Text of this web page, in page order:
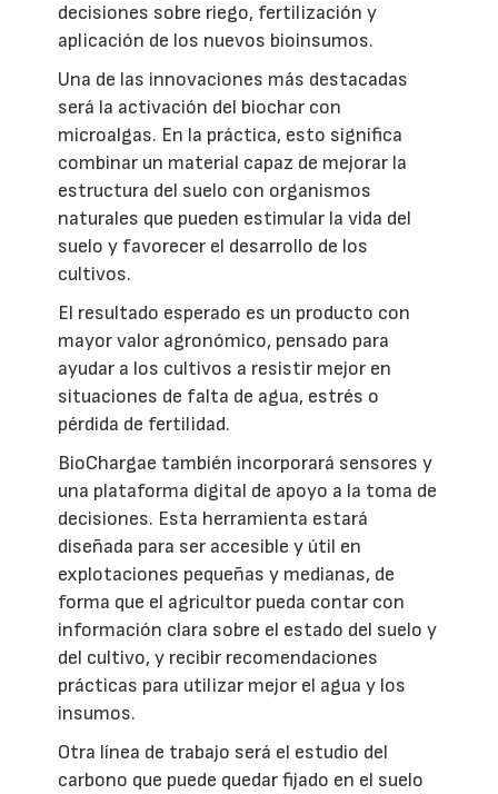
decisiones sobre riego, fertilización y
aplicación de los nuevos bioinsumos.
Una de las innovaciones más destacadas
será la activación del biochar con
microalgas. En la práctica, esto significa
combinar un material capaz de mejorar la
estructura del suelo con organismos
naturales que pueden estimular la vida del
suelo y favorecer el desarrollo de los
cultivos.
El resultado esperado es un producto con
mayor valor agronómico, pensado para
ayudar a los cultivos a resistir mejor en
situaciones de falta de agua, estrés o
pérdida de fertilidad.
BioChargae también incorporará sensores y
una plataforma digital de apoyo a la toma de
decisiones. Esta herramienta estará
diseñada para ser accesible y útil en
explotaciones pequeñas y medianas, de
forma que el agricultor pueda contar con
información clara sobre el estado del suelo y
del cultivo, y recibir recomendaciones
prácticas para utilizar mejor el agua y los
insumos.
Otra línea de trabajo será el estudio del
carbono que puede quedar fijado en el suelo